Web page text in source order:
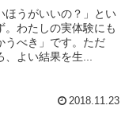
ほうがいいの？」とい
。わたしの実体験にも
うべき」です。ただ
よい結果を生...
2018.11.23